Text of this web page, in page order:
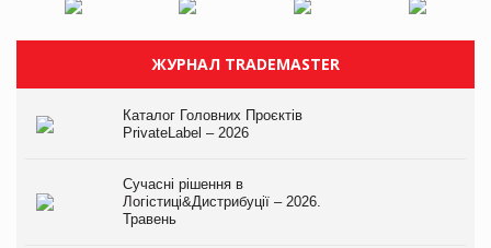
ЖУРНАЛ TRADEMASTER
Каталог Головних Проєктів
PrivateLabel – 2026
Сучасні рішення в
Логістиці&Дистрибуції – 2026.
Травень